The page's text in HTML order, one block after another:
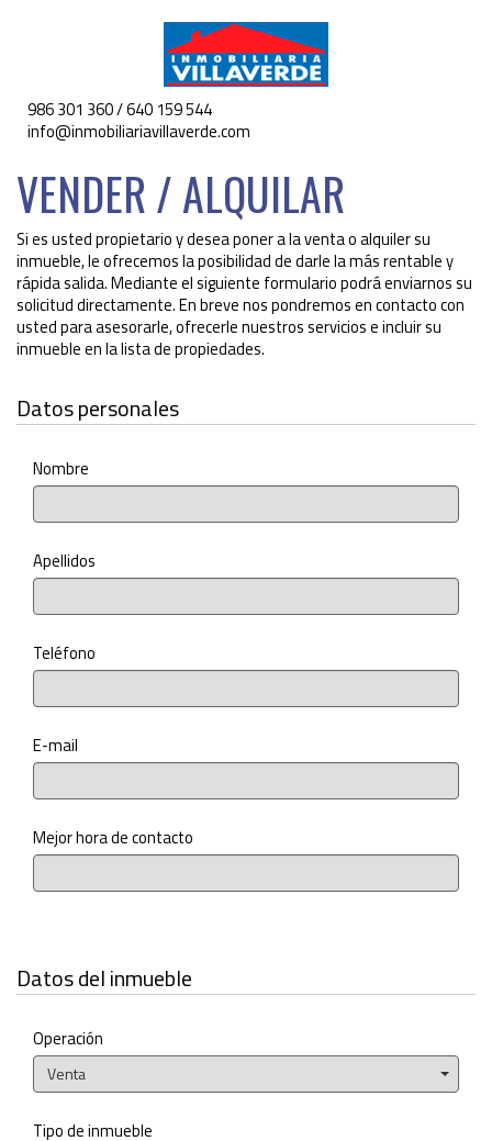
986 301 360 / 640 159 544
info@inmobiliariavillaverde.com
VENDER / ALQUILAR
Si es usted propietario y desea poner a la venta o alquiler su
inmueble, le ofrecemos la posibilidad de darle la más rentable y
rápida salida. Mediante el siguiente formulario podrá enviarnos su
solicitud directamente. En breve nos pondremos en contacto con
usted para asesorarle, ofrecerle nuestros servicios e incluir su
inmueble en la lista de propiedades.
Datos personales
Nombre
Apellidos
Teléfono
E-mail
Mejor hora de contacto
Datos del inmueble
Operación
Venta
Tipo de inmueble